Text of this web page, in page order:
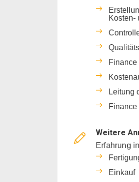
Kosten-
Finance
Leitung
Finance
Weitere
Erfahrung
Einkauf